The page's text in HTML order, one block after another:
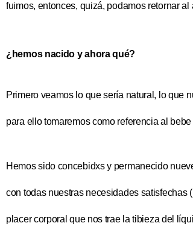
fuimos, entonces, quizá, podamos retornar
¿hemos nacido y ahora qué?
Primero veamos lo que sería natural, lo que
para ello tomaremos como referencia al
Hemos sido concebidxs y permanecido
con todas nuestras necesidades satisfechas
placer corporal que nos trae la tibieza del